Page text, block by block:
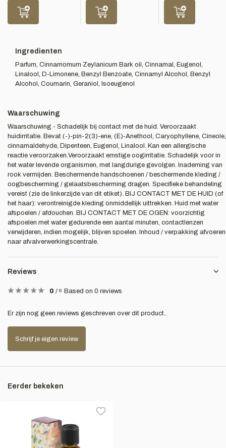
Ingredienten
Parfum, Cinnamomum Zeylanicum Bark oil, Cinnamal, Eugenol,
Linalool, D-Limonene, Benzyl Benzoate, Cinnamyl Alcohol, Benzyl
Alcohol, Coumarin, Geraniol, Isoeugenol
Waarschuwing
Waarschuwing - Schadelijk bij contact met de huid. Veroorzaakt
huidirritatie. Bevat (-)-pin-2(3)-ene, (E)-Anethool, Caryophyllene, Cineole,
cinnamaldehyde, Dipenteen, Eugenol, Linalool. Kan een allergische
reactie veroorzaken.Veroorzaakt ernstige oogirritatie. Schadelijk voor in
het water levende organismen, met langdurige gevolgen. Inademing van
rook vermijden. Beschermende handschoenen / beschermende kleding /
oogbescherming / gelaatsbescherming dragen. Specifieke behandeling
vereist (zie de linkerzijde van dit etiket). BIJ CONTACT MET DE HUID (of
het haar): verontreinigde kleding onmiddellijk uittrekken. Huid met water
afspoelen / afdouchen. BIJ CONTACT MET DE OGEN: voorzichtig
afspoelen met water gedurende een aantal minuten, contactlenzen
verwijderen, indien mogelijk, blijven spoelen. Inhoud / verpakking afvoeren
naar afvalverwerkingscentrale.
Reviews
0 / 5 Based on 0 reviews
Er zijn nog geen reviews geschreven over dit product..
Schrijf je eigen review
Eerder bekeken